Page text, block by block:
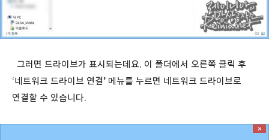
그러면 드라이브가 표시되는데요. 이 폴더에서 오른쪽 클릭 후
‘네트워크 드라이브 연결’ 메뉴를 누르면 네트워크 드라이브로
연결할 수 있습니다.